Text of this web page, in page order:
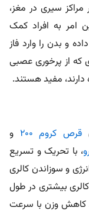
سیری در مغز،
به افراد کمک
و بدن را وارد فاز
که از پرخوری عصبی
دارند، مفید هستند.
قرص کروم 200
و
، با تحریک و تسریع
و سوزاندن کالری
بیشتری در طول
کاهش وزن با سرعت